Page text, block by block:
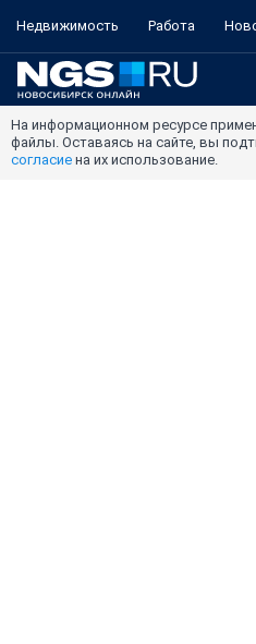
Недвижимость Работа
На информационном ресурсе
файлы. Оставаясь на сайте, вы
согласие на их использование.